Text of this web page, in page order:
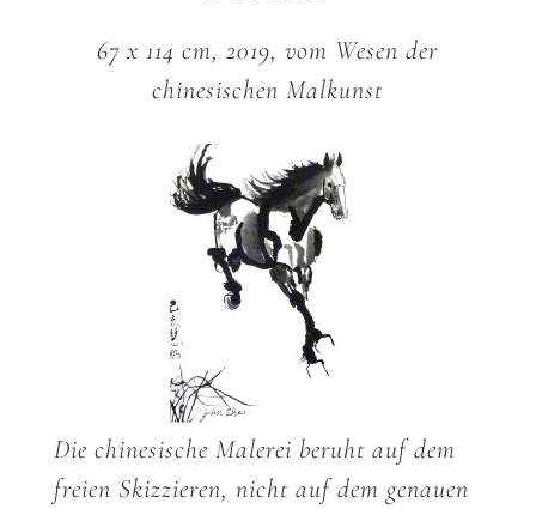
67 x 114 cm, 2019, vom Wesen der
chinesischen Malkunst
Die chinesische Malerei beruht auf dem
freien Skizzieren, nicht auf dem genauen